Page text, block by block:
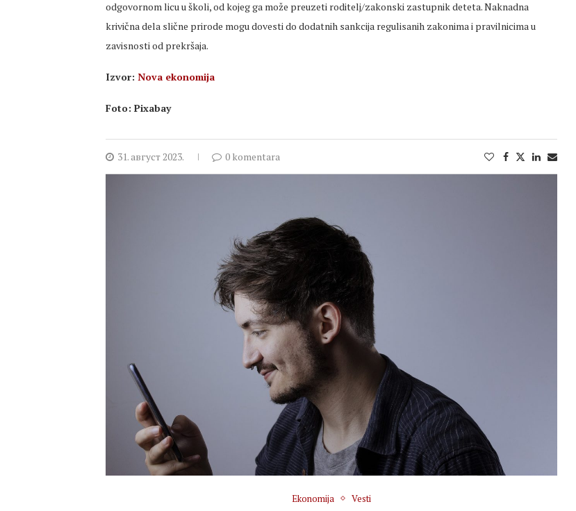
odgovornom licu u školi, od kojeg ga može preuzeti roditelj/zakonski zastupnik deteta. Naknadna
krivična dela slične prirode mogu dovesti do dodatnih sankcija regulisanih zakonima i pravilnicima u
zavisnosti od prekršaja.
Izvor: Nova ekonomija
Foto: Pixabay
31. август 2023. 0 komentara
Ekonomija Vesti